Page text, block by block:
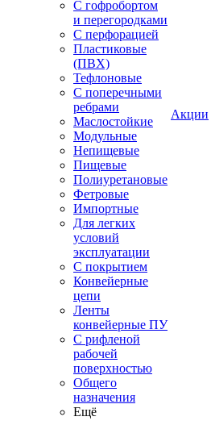
С гофробортом
и перегородками
С перфорацией
Пластиковые
(ПВХ)
Тефлоновые
С поперечными
ребрами
Маслостойкие
Модульные
Непищевые
Пищевые
Полиуретановые
Фетровые
Импортные
Для легких
условий
эксплуатации
С покрытием
Конвейерные
цепи
Ленты
конвейерные ПУ
С рифленой
рабочей
поверхностью
Общего
назначения
Ещё
Акции